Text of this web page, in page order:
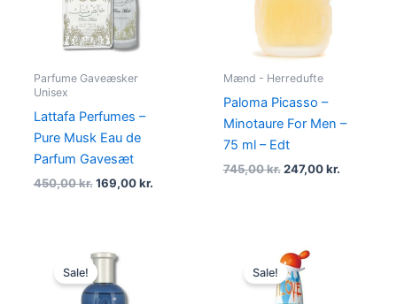
Parfume Gaveæsker
Unisex
Lattafa Perfumes –
Pure Musk Eau de
Parfum Gavesæt
450,00kr. 169,00kr.
Mænd - Herredufte
Paloma Picasso –
Minotaure For Men –
75 ml – Edt
745,00kr. 247,00kr.
Sale!
Original
price
was:
800,00 kr..
Sale!
Original
price
was:
595,00 kr..